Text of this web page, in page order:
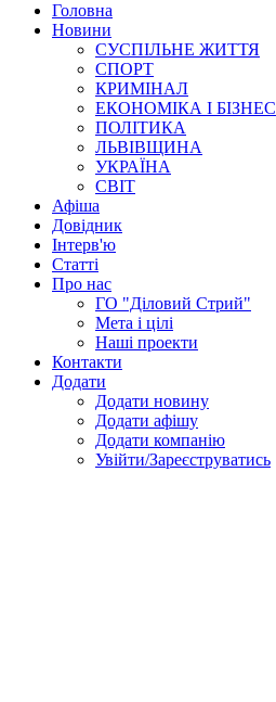
Головна
Новини
СУСПІЛЬНЕ ЖИТТЯ
СПОРТ
КРИМІНАЛ
ЕКОНОМІКА І БІЗНЕС
ПОЛІТИКА
ЛЬВІВЩИНА
УКРАЇНА
СВІТ
Афіша
Довідник
Інтерв'ю
Статті
Про нас
ГО "Діловий Стрий"
Мета і цілі
Наші проекти
Контакти
Додати
Додати новину
Додати афішу
Додати компанію
Увійти/Зареєструватись